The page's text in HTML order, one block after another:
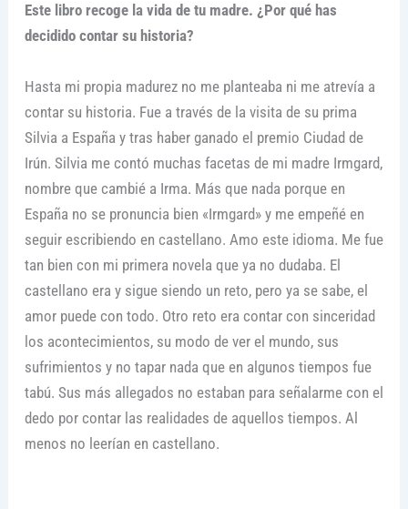
Este libro recoge la vida de tu madre. ¿Por qué has
decidido contar su historia?
Hasta mi propia madurez no me planteaba ni me atrevía a
contar su historia. Fue a través de la visita de su prima
Silvia a España y tras haber ganado el premio Ciudad de
Irún. Silvia me contó muchas facetas de mi madre Irmgard,
nombre que cambié a Irma. Más que nada porque en
España no se pronuncia bien «Irmgard» y me empeñé en
seguir escribiendo en castellano. Amo este idioma. Me fue
tan bien con mi primera novela que ya no dudaba. El
castellano era y sigue siendo un reto, pero ya se sabe, el
amor puede con todo. Otro reto era contar con sinceridad
los acontecimientos, su modo de ver el mundo, sus
sufrimientos y no tapar nada que en algunos tiempos fue
tabú. Sus más allegados no estaban para señalarme con el
dedo por contar las realidades de aquellos tiempos. Al
menos no leerían en castellano.